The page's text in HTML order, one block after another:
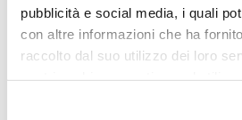
pubblicità e social media, i quali
con altre informazioni che ha
raccolto dal suo utilizzo dei loro
Luceplan
Compendium Circle 110 -
Rosone